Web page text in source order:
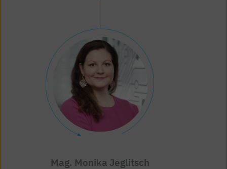
Mag. Monika Jeglitsch